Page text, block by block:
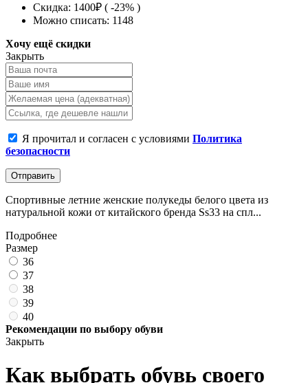
Скидка: 1400₽ ( -23% )
Можно списать: 1148
Хочу ещё скидки
Закрыть
Я прочитал и согласен с условиями Политика
безопасности
Отправить
Спортивные летние женские полукеды белого цвета из
натуральной кожи от китайского бренда Ss33 на спл...
Подробнее
Размер
36
37
38
39
40
Рекомендации по выбору обуви
Закрыть
Как выбрать обувь своего